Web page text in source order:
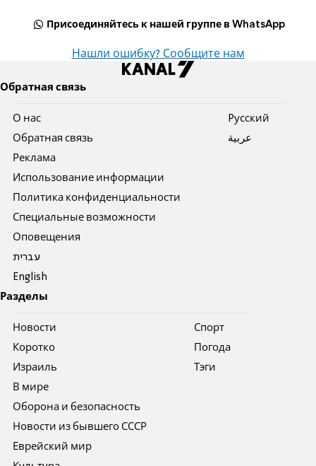
Присоединяйтесь к нашей группе в WhatsApp
Нашли ошибку? Сообщите нам
Обратная связь
О нас
Обратная связь
Реклама
Использование информации
Политика конфиденциальности
Специальные возможности
Оповещения
עברית
English
Pусский
عربية
Разделы
Новости
Коротко
Израиль
В мире
Оборона и безопасность
Новости из бывшего СССР
Еврейский мир
Спорт
Погода
Тэги